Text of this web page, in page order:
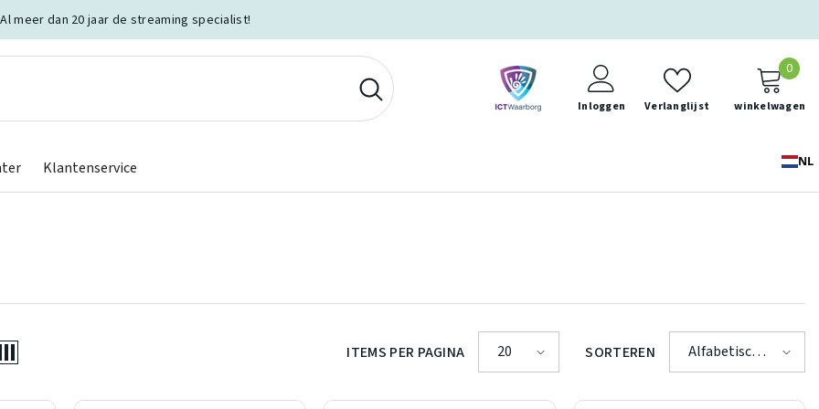
Al meer dan 20 jaar de streaming specialist!
Inloggen Verlanglijst winkelwagen
00
Klantenservice NL
ITEMS PER PAGINA 20 SORTEREN
Alfabetisch:
A-Z